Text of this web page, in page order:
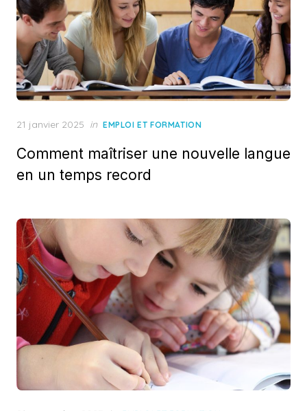
Posted
21 janvier 2025 in EMPLOI ET FORMATION
Comment maîtriser une nouvelle langue
en un temps record